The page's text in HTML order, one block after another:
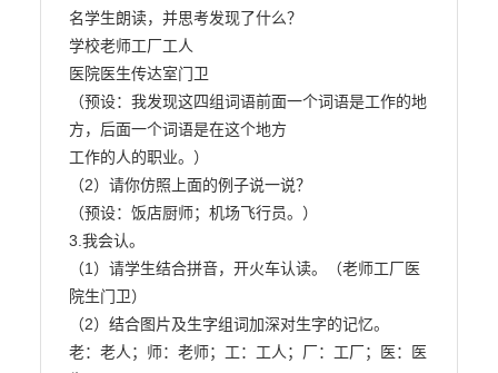
名学生朗读，并思考发现了什么？
学校老师工厂工人
医院医生传达室门卫
（预设：我发现这四组词语前面一个词语是工作的地
方，后面一个词语是在这个地方
工作的人的职业。）
（2）请你仿照上面的例子说一说？
（预设：饭店厨师；机场飞行员。）
3.我会认。
（1）请学生结合拼音，开火车认读。（老师工厂医
院生门卫）
（2）结合图片及生字组词加深对生字的记忆。
老：老人；师：老师；工：工人；厂：工厂；医：医